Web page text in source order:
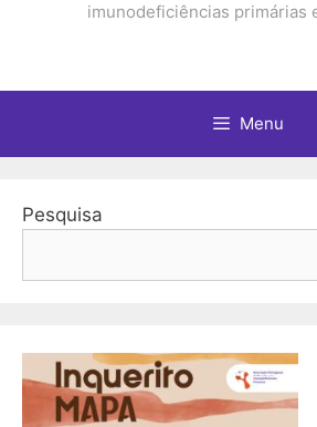
imunodeficiências primárias
Menu
Pesquisa